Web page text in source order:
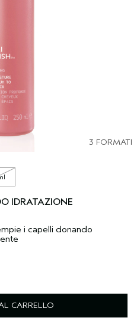
3 FORMATI
IDRATAZIONE
i capelli donando
CARRELLO